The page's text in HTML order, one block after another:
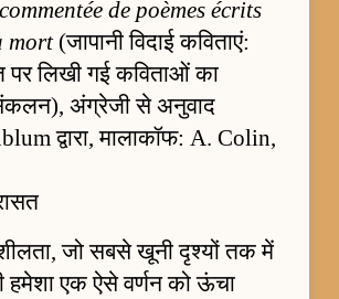
de poèmes écrits
mort(जापानी विदाई कविताएं:
पर लिखी गई कविताओं का
अंग्रेजी से अनुवाद
द्वारा, मालाकॉफ: A. Colin,
जो सबसे खूनी दृश्यों तक में
हमेशा एक ऐसे वर्णन को ऊंचा